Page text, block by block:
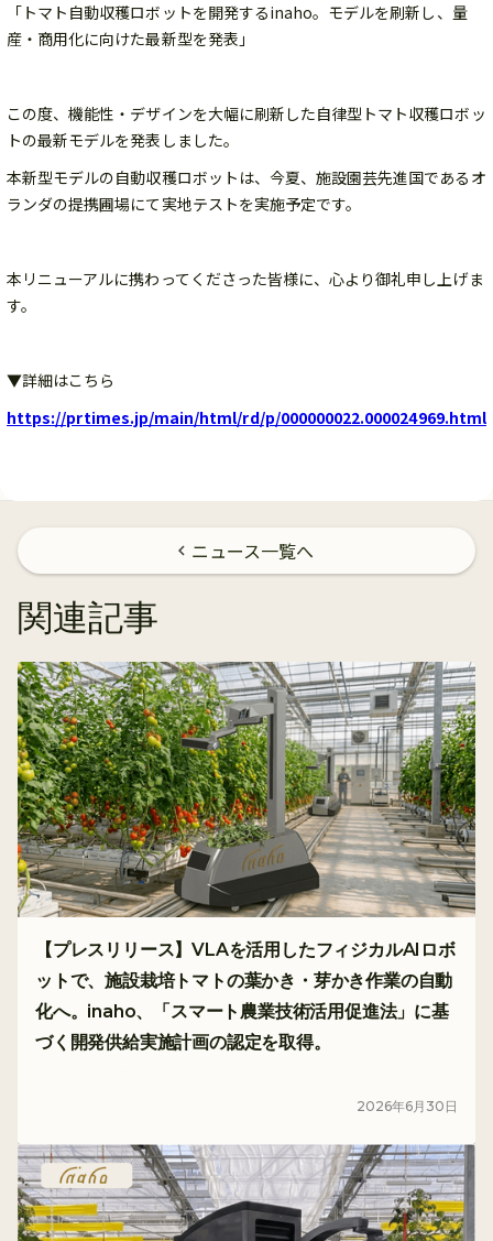
「トマト自動収穫ロボットを開発するinaho。モデルを刷新し、量
産・商用化に向けた最新型を発表」
この度、機能性・デザインを大幅に刷新した自律型トマト収穫ロボッ
トの最新モデルを発表しました。
本新型モデルの自動収穫ロボットは、今夏、施設園芸先進国であるオ
ランダの提携圃場にて実地テストを実施予定です。
本リニューアルに携わってくださった皆様に、心より御礼申し上げま
す。
▼詳細はこちら
https://prtimes.jp/main/html/rd/p/000000022.000024969.html
chevron_left ニュース一覧へ
関連記事
【プレスリリース】VLAを活用したフィジカルAIロボ
ットで、施設栽培トマトの葉かき・芽かき作業の自動
化へ。inaho、「スマート農業技術活用促進法」に基
づく開発供給実施計画の認定を取得。
2026年6月 30 日